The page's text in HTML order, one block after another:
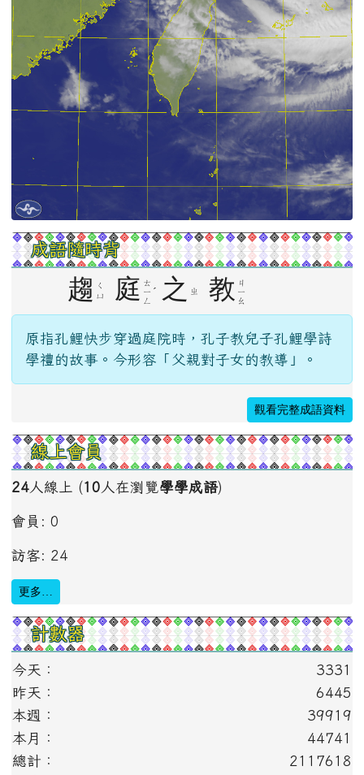
成語隨時背
趨
ㄑ
ㄩ
庭 ㄊ
ㄧ
ㄥ
ˊ 之 ㄓ 教 ㄐ
ㄧ
ㄠ
原指孔鯉快步穿過庭院時，孔子教兒子孔鯉學詩
學禮的故事。今形容「父親對子女的教導」。
觀看完整成語資料
線上會員
24 人線上 (10 人在瀏覽學學成語)
會員: 0
訪客: 24
更多…
計數器
今天：
3331
昨天：
6445
本週：
39919
本月：
44741
總計：
2117618